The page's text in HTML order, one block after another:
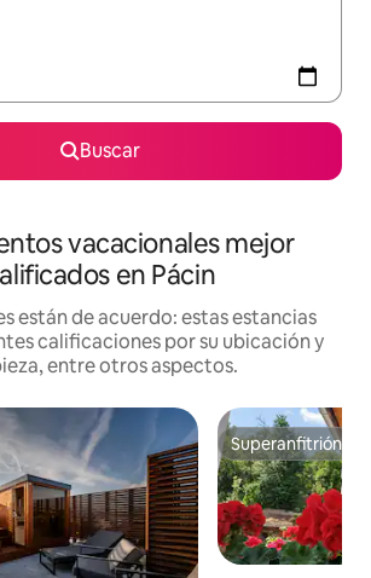
Buscar
vacacionales mejor
en Pácin
están de acuerdo: estas estancias
calificaciones por su ubicación y
entre otros aspectos.
Superanfitrión
Superanfitrión